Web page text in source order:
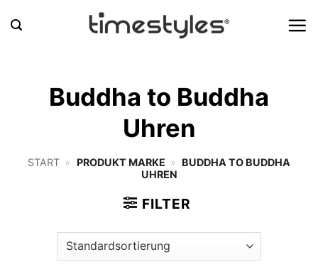
Inhalt
Buddha to Buddha
Uhren
START » PRODUKT MARKE » BUDDHA TO BUDDHA
UHREN
FILTER